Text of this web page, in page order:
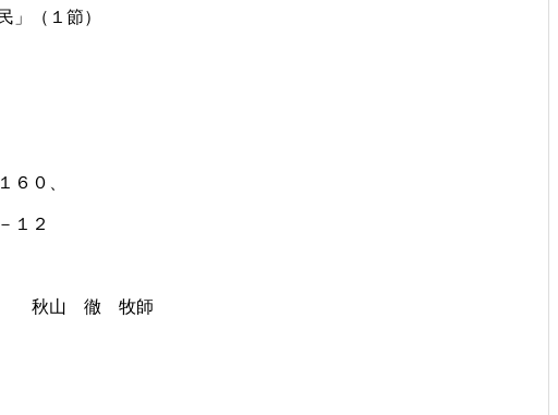
（１節）
０、
１２
秋山 徹 牧師